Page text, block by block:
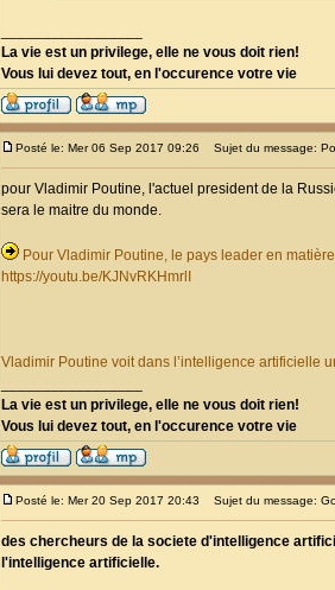
La vie est un privilege, elle ne vous doit rien!
Vous lui devez tout, en l'occurence votre vie
Posté le: Mer 06 Sep 2017 09:26 Sujet du message:
pour Vladimir Poutine, l'actuel president de la
sera le maitre du monde.
Pour Vladimir Poutine, le pays leader en
https://youtu.be/KJNvRKHmrlI
Vladimir Poutine voit dans l’intelligence artificielle
La vie est un privilege, elle ne vous doit rien!
Vous lui devez tout, en l'occurence votre vie
Posté le: Mer 20 Sep 2017 20:43 Sujet du message:
des chercheurs de la societe d'intelligence
l'intelligence artificielle.